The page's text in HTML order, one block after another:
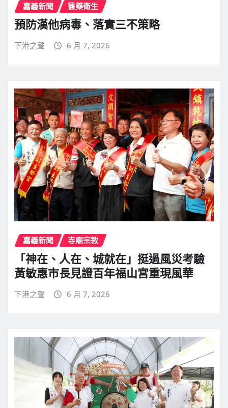
嘉義新聞 醫藥衛生
預防漢他病毒、落實三不策略
下港之聲 6 月 7, 2026
嘉義新聞 寺廟宗教
「神在、人在、城就在」挺過風災考驗
黃敏惠市長見證百年福山宮重現風華
下港之聲 6 月 7, 2026